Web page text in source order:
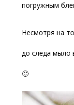
погружным
Несмотря на
до следа мыло
🙂